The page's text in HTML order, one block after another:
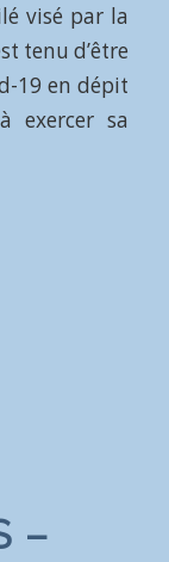
visé par la
tenu d’être
19 en dépit
exercer sa
–